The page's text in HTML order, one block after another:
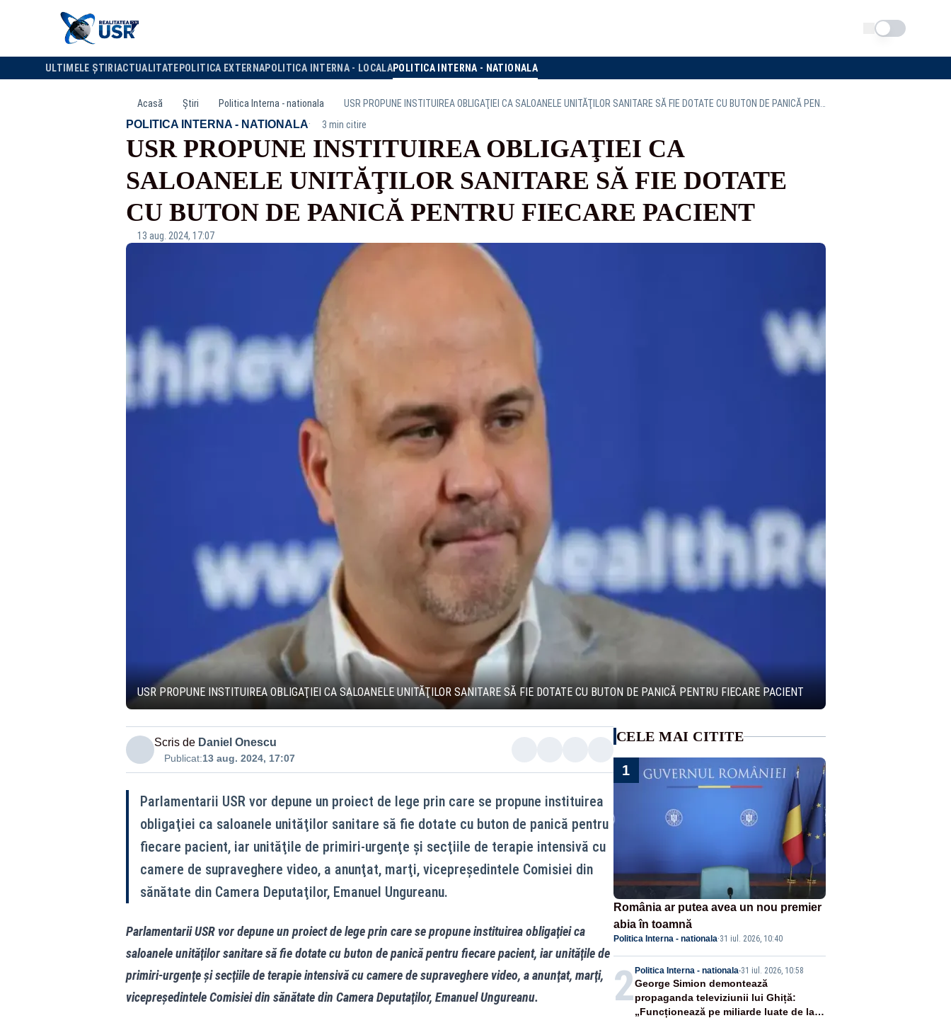
Schimba tema
ULTIMELE ȘTIRI ACTUALITATE POLITICA EXTERNAPOLITICA INTERNA - LOCALAPOLITICA INTERNA - NATIONALA
Acasă Știri Politica Interna - nationala
POLITICA INTERNA - NATIONALA· 3 min citire
USR PROPUNE INSTITUIREA OBLIGAŢIEI CA
SALOANELE UNITĂŢILOR SANITARE SĂ FIE DOTATE
CU BUTON DE PANICĂ PENTRU FIECARE PACIENT
13 aug. 2024, 17:07
USR PROPUNE INSTITUIREA OBLIGAŢIEI CA SALOANELE UNITĂŢILOR SANITARE SĂ FIE DOTATE CU BUTON DE PANICĂ PENTRU FIECARE PACIENT
Scris de Daniel Onescu
Publicat:13 aug. 2024, 17:07
Parlamentarii USR vor depune un proiect de lege prin care se propune instituirea
obligaţiei ca saloanele unităţilor sanitare să fie dotate cu buton de panică pentru
fiecare pacient, iar unităţile de primiri-urgenţe şi secţiile de terapie intensivă cu
camere de supraveghere video, a anunţat, marţi, vicepreşedintele Comisiei din
sănătate din Camera Deputaţilor, Emanuel Ungureanu.
Parlamentarii USR vor depune un proiect de lege prin care se propune instituirea obligaţiei ca
saloanele unităţilor sanitare să fie dotate cu buton de panică pentru fiecare pacient, iar unităţile de
primiri-urgenţe şi secţiile de terapie intensivă cu camere de supraveghere video, a anunţat, marţi,
vicepreşedintele Comisiei din sănătate din Camera Deputaţilor, Emanuel Ungureanu.
CELE MAI CITITE
1
România ar putea avea un nou premier
abia în toamnă
Politica Interna - nationala·31 iul. 2026, 10:40
2 Politica Interna - nationala-31 iul. 2026, 10:58
George Simion demontează
propaganda televiziunii lui Ghiță:
„Funcționează pe miliarde luate de la